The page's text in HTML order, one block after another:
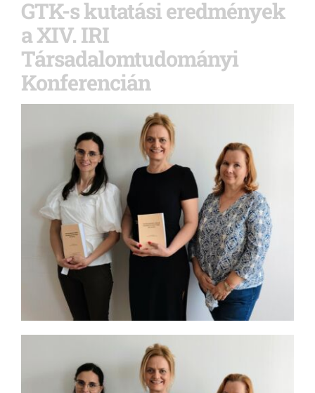
GTK-s kutatási eredmények
a XIV. IRI
Társadalomtudományi
Konferencián